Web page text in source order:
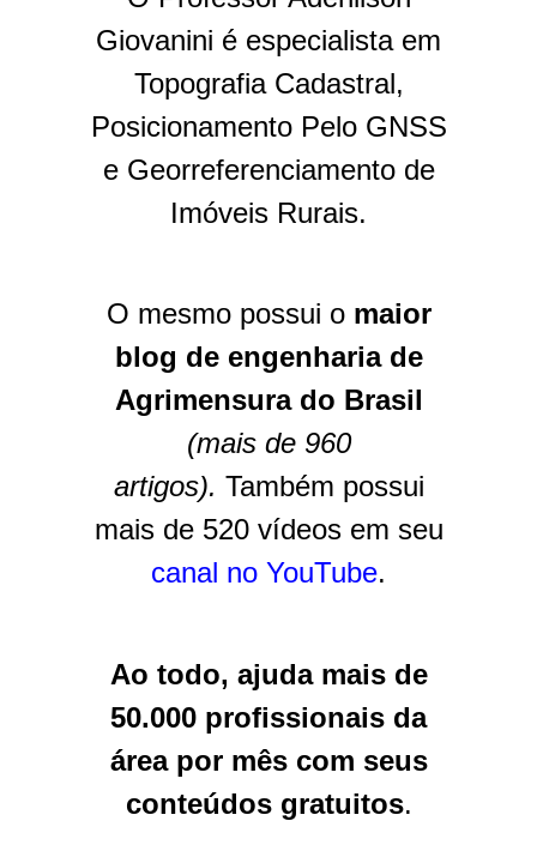
Giovanini é especialista em
Topografia Cadastral,
Posicionamento Pelo GNSS
e Georreferenciamento de
Imóveis Rurais.
O mesmo possui o maior
blog de engenharia de
Agrimensura do Brasil
(mais de 960
artigos). Também possui
mais de 520 vídeos em seu
canal no YouTube.
Ao todo, ajuda mais de
50.000 profissionais da
área por mês com seus
conteúdos gratuitos.